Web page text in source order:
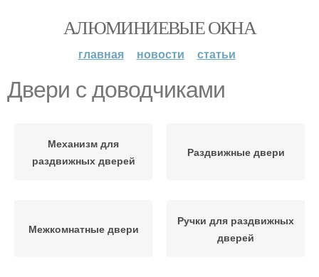
АЛЮМИНИЕВЫЕ ОКНА
главная новости статьи
Двери с доводчиками
Механизм для
раздвижных дверей
Раздвижные двери
Межкомнатные двери
Ручки для раздвижных
дверей